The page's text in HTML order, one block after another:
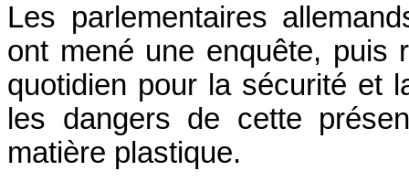
Les parlementaires
ont mené une enquête, puis
quotidien pour la sécurité et
les dangers de cette
matière plastique.